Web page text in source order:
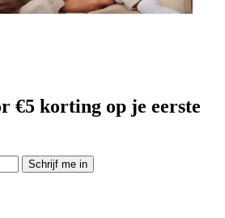
€5 korting op je eerste
Schrijf me in